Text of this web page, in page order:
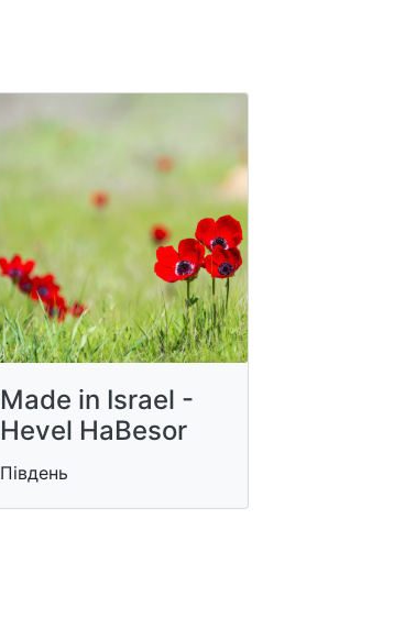
Made in Israel -
Hevel HaBesor
Південь